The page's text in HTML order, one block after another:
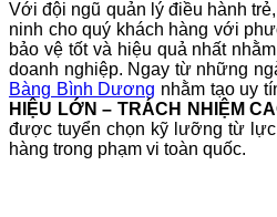
Với đội ngũ quản lý điều hành
ninh cho quý khách hàng với
bảo vệ tốt và hiệu quả nhất
doanh nghiệp. Ngay từ những
Bàng Bình Dương nhằm tạo uy
HIỆU LỚN – TRÁCH NHIỆM
được tuyển chọn kỹ lưỡng từ lực
hàng trong phạm vi toàn quốc.